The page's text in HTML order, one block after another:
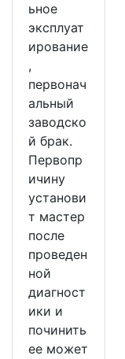
ьное
эксплуат
ирование
,
первонач
альный
заводско
й брак.
Первопр
ичину
установи
т мастер
после
проведен
ной
диагност
ики и
починить
ее может